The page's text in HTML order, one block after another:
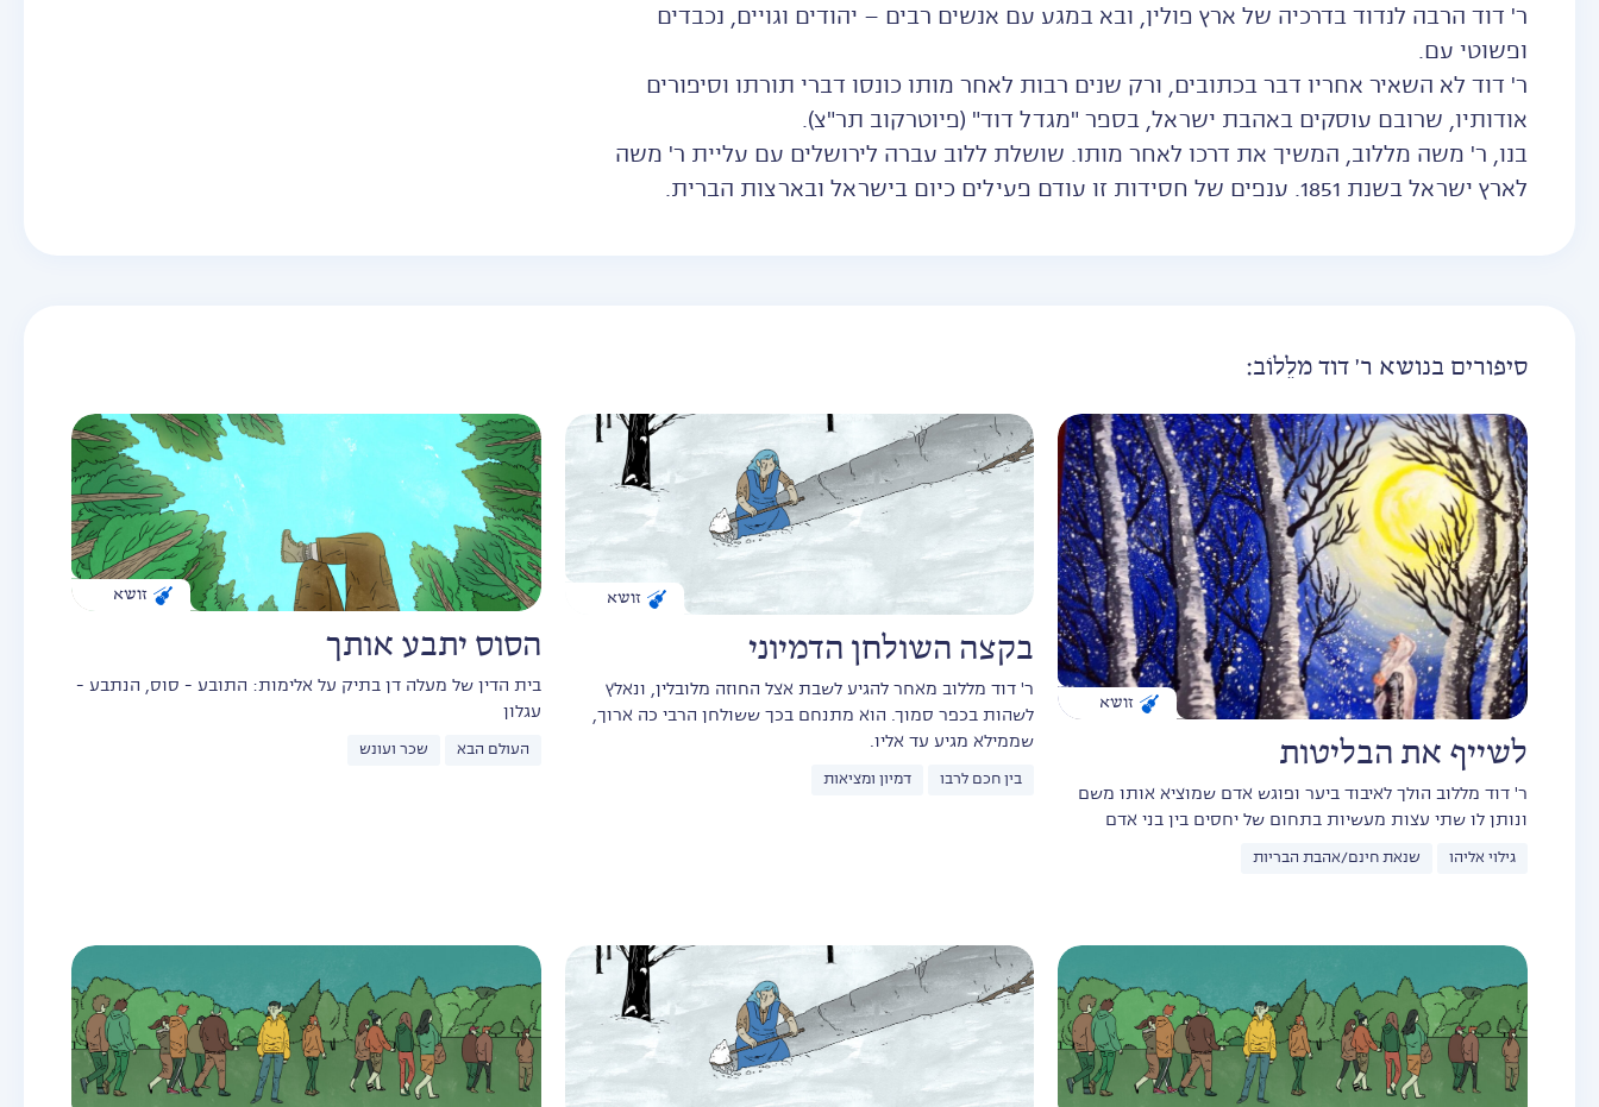
ר' דוד הרבה לנדוד בדרכיה של ארץ פולין, ובא במגע עם אנשים רבים – יהודים וגויים, נכבדים
ופשוטי עם.
ר' דוד לא השאיר אחריו דבר בכתובים, ורק שנים רבות לאחר מותו כונסו דברי תורתו וסיפורים
אודותיו, שרובם עוסקים באהבת ישראל, בספר "מגדל דוד" (פיוטרקוב תר"צ).
בנו, ר' משה מללוב, המשיך את דרכו לאחר מותו. שושלת ללוב עברה לירושלים עם עליית ר' משה
לארץ ישראל בשנת 1851. ענפים של חסידות זו עודם פעילים כיום בישראל ובארצות הברית.
סיפורים בנושא ר' דוד מלֵלוֹב:
זושא
לשייף את הבליטות
ר' דוד מללוב הולך לאיבוד ביער ופוגש אדם שמוציא אותו משם
ונותן לו שתי עצות מעשיות בתחום של יחסים בין בני אדם
גילוי אליהו שנאת חינם/אהבת הבריות
זושא
בקצה השולחן הדמיוני
ר' דוד מללוב מאחר להגיע לשבת אצל החוזה מלובלין, ונאלץ
לשהות בכפר סמוך. הוא מתנחם בכך ששולחן הרבי כה ארוך,
שממילא מגיע עד אליו.
בין חכם לרבו דמיון ומציאות
זושא
הסוס יתבע אותך
בית הדין של מעלה דן בתיק על אלימות: התובע - סוס, הנתבע -
עגלון
העולם הבא שכר ועונש